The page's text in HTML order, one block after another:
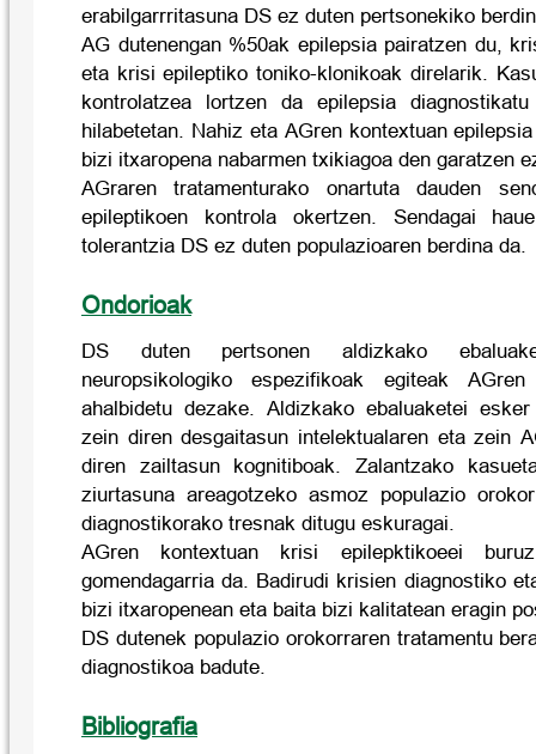
erabilgarrritasuna DS ez duten pertsonekiko
AG dutenengan %50ak epilepsia pairatzen du,
eta krisi epileptiko toniko-klonikoak direlarik.
kontrolatzea lortzen da epilepsia
hilabetetan. Nahiz eta AGren kontextuan
bizi itxaropena nabarmen txikiagoa den garatzen
AGraren tratamenturako onartuta dauden
epileptikoen kontrola okertzen. Sendagai
tolerantzia DS ez duten populazioaren berdina da.
Ondorioak
DS duten pertsonen aldizkako
neuropsikologiko espezifikoak egiteak
ahalbidetu dezake. Aldizkako ebaluaketei
zein diren desgaitasun intelektualaren eta zein
diren zailtasun kognitiboak. Zalantzako
ziurtasuna areagotzeko asmoz populazio
diagnostikorako tresnak ditugu eskuragai.
AGren kontextuan krisi epilepktikoeei
gomendagarria da. Badirudi krisien diagnostiko
bizi itxaropenean eta baita bizi kalitatean eragin
DS dutenek populazio orokorraren tratamentu
diagnostikoa badute.
Bibliografia